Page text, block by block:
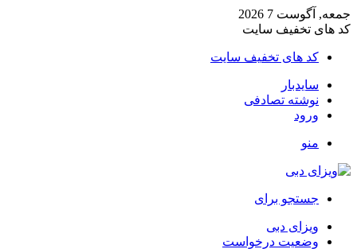
جمعه, آگوست 7 2026
کد های تخفیف سایت
کد های تخفیف سایت
سایدبار
نوشته تصادفی
ورود
منو
جستجو برای
ویزای دبی
وضعیت درخواست